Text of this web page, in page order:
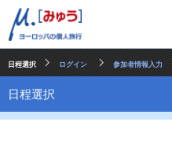
日程選択 ログイン 参加者情報入力
日程選択